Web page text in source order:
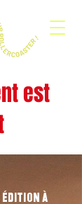
est
à